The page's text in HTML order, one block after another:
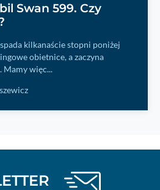
Swan 599. Czy
kilkanaście stopni poniżej
obietnice, a zaczyna
Mamy więc...